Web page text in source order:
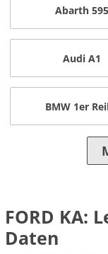
Abarth 595
Audi A1
BMW 1er
FORD KA:
Daten